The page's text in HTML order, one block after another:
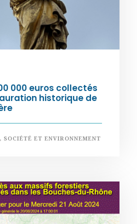
000 euros collectés
historique de
, SOCIÉTÉ ET ENVIRONNEMENT